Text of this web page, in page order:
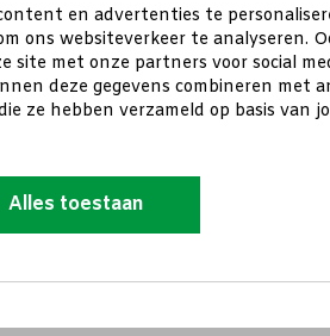
en advertenties te
ons websiteverkeer te analyseren.
site met onze partners voor social
deze gegevens combineren met
ze hebben verzameld op basis van
Alles toestaan